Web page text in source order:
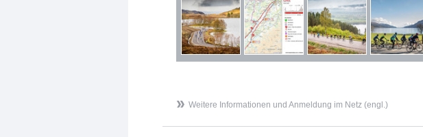
Weitere Informationen und Anmeldung im Netz (engl.)